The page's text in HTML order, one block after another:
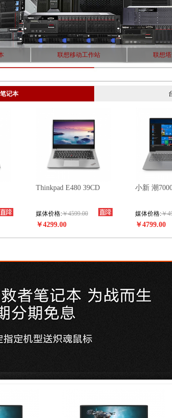
联想移动工作站 联想
笔记本
Thinkpad E480 39CD
媒体价格:￥4599.00
￥4299.00
小新 潮
媒体价格:￥
￥4799.00